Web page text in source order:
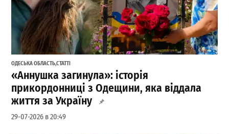
ОДЕСЬКА ОБЛАСТЬ,СТАТТІ
«Аннушка загинула»: історія
прикордонниці з Одещини, яка віддала
життя за Україну
29-07-2026 в 20:49